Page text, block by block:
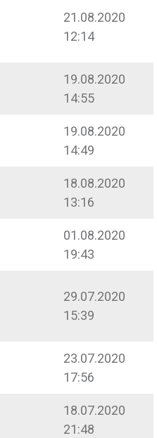
21.08.2020
12:14
19.08.2020
14:55
19.08.2020
14:49
18.08.2020
13:16
01.08.2020
19:43
29.07.2020
15:39
23.07.2020
17:56
18.07.2020
21:48